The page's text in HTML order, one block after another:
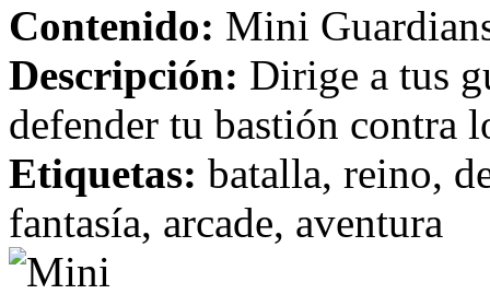
Contenido: Mini
Descripción: Dirige a tus
defender tu bastión contra
Etiquetas: batalla, reino,
fantasía, arcade, aventura